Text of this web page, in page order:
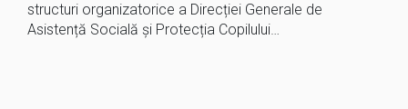
structuri organizatorice a Direcției Generale de
Asistență Socială și Protecția Copilului…